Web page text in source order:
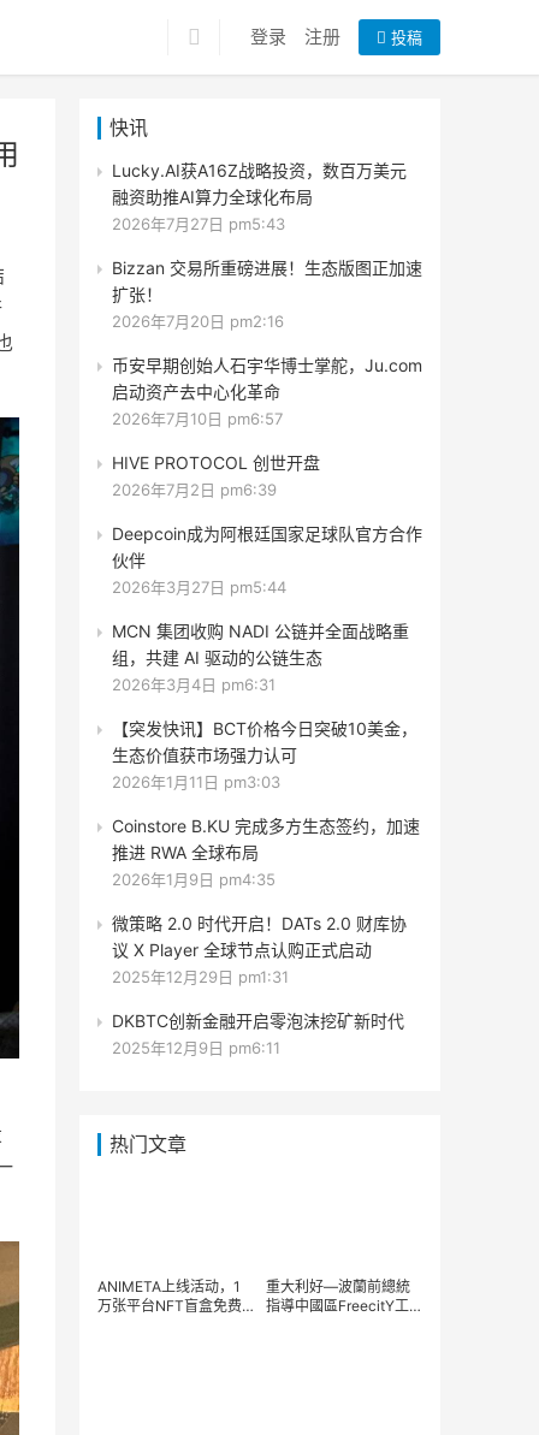
登录 注册 投稿
快讯
Lucky.AI获A16Z战略投资，数百万美元
融资助推AI算力全球化布局
2026年7月27日 pm5:43
Bizzan 交易所重磅进展！生态版图正加速
扩张！
2026年7月20日 pm2:16
币安早期创始人石宇华博士掌舵，Ju.com
启动资产去中心化革命
2026年7月10日 pm6:57
HIVE PROTOCOL 创世开盘
2026年7月2日 pm6:39
Deepcoin成为阿根廷国家足球队官方合作
伙伴
2026年3月27日 pm5:44
MCN 集团收购 NADI 公链并全面战略重
组，共建 AI 驱动的公链生态
2026年3月4日 pm6:31
【突发快讯】BCT价格今日突破10美金，
生态价值获市场强力认可
2026年1月11日 pm3:03
Coinstore B.KU 完成多方生态签约，加速
推进 RWA 全球布局
2026年1月9日 pm4:35
微策略 2.0 时代开启！DATs 2.0 财库协
议 X Player 全球节点认购正式启动
2025年12月29日 pm1:31
DKBTC创新金融开启零泡沫挖矿新时代
2025年12月9日 pm6:11
热门文章
ANIMETA上线活动，1
万张平台NFT盲盒免费
重大利好—波蘭前總統
指導中國區FreecitY工